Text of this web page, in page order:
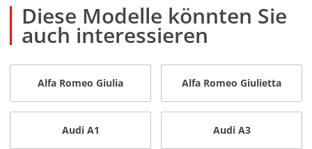
Diese Modelle könnten Sie
auch interessieren
Alfa Romeo Giulia Alfa Romeo Giulietta
Audi A1 Audi A3